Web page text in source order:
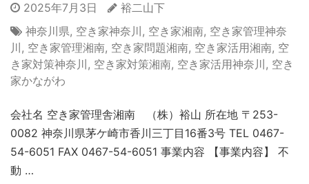
2025年7月3日
裕二山下
神奈川県, 空き家神奈川 , 空き家湘南, 空き家管理神奈
川 , 空き家管理湘南, 空き家問題湘南, 空き家活用湘南, 空
き家対策神奈川 , 空き家対策湘南, 空き家活用神奈川 , 空き
家かながわ
会社名 空き家管理舎湘南 （株）裕山 所在地 〒253-
0082 神奈川県茅ケ崎市香川三丁目16番3号 TEL 0467-
54-6051 FAX 0467-54-6051 事業内容 【事業内容】 不
動 …